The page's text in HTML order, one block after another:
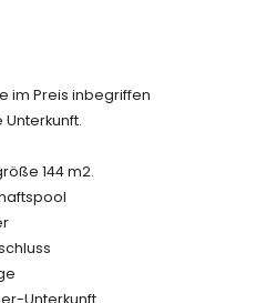
enthalten sind
Blanca
und Wasserpark (Aqualandia,
im Preis inbegriffen
Unterkunft.
144 m2.
Unterkunft